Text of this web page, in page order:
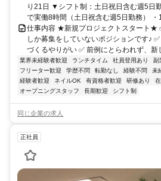
り21日 ▼シフト制：土日祝日含む週5日
で実働8時間（土日祝含む週5日勤務）
仕事内容 ★新規プロジェクトスタート★
しか募集をしていないポジションです♪
づくるやりがい ✅ 前例にとらわれず、新
業界未経験者歓迎 ランチタイム 社員登用あり
副
フリーター歓迎
学歴不問 転勤なし 経験不問 未
経験者歓迎
ネイルOK 有資格者歓迎 研修あり
オープニングスタッフ
長期歓迎 シフト制
同じ企業の求人
正社員